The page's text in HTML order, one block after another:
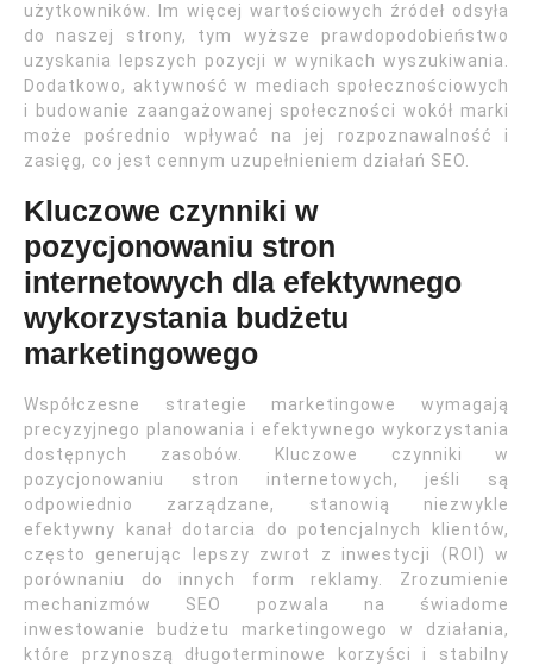
użytkowników. Im więcej wartościowych źródeł odsyła
do naszej strony, tym wyższe prawdopodobieństwo
uzyskania lepszych pozycji w wynikach wyszukiwania.
Dodatkowo, aktywność w mediach społecznościowych
i budowanie zaangażowanej społeczności wokół marki
może pośrednio wpływać na jej rozpoznawalność i
zasięg, co jest cennym uzupełnieniem działań SEO.
Kluczowe czynniki w
pozycjonowaniu stron
internetowych dla efektywnego
wykorzystania budżetu
marketingowego
Współczesne strategie marketingowe wymagają
precyzyjnego planowania i efektywnego wykorzystania
dostępnych zasobów. Kluczowe czynniki w
pozycjonowaniu stron internetowych, jeśli są
odpowiednio zarządzane, stanowią niezwykle
efektywny kanał dotarcia do potencjalnych klientów,
często generując lepszy zwrot z inwestycji (ROI) w
porównaniu do innych form reklamy. Zrozumienie
mechanizmów SEO pozwala na świadome
inwestowanie budżetu marketingowego w działania,
które przynoszą długoterminowe korzyści i stabilny